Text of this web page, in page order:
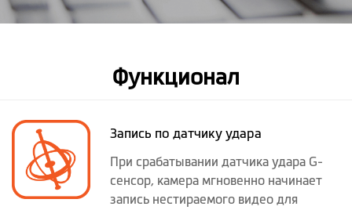
Функционал
Запись по датчику удара
При срабатывании датчика удара G-
сенсор, камера мгновенно начинает
запись нестираемого видео для